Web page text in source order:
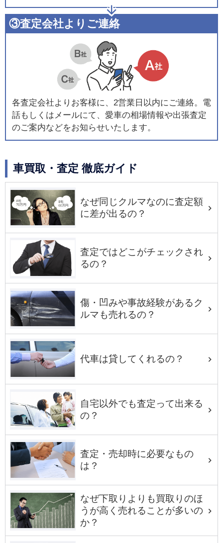
③査定会社よりご連絡
各査定会社よりお客様に、2営業日以内にご連絡。電
話もしくはメールにて、愛車の相場情報や出張査定
のご案内などをお知らせいたします。
車買取・査定 徹底ガイド
なぜ同じクルマなのに査定額
に差が出るの？
査定ではどこがチェックされ
るの？
傷・凹みや事故経験があるク
ルマも売れるの？
代車は貸してくれるの？
自宅以外でも査定って出来る
の？
査定・売却時に必要なもの
は？
なぜ下取りよりも買取りのほ
うが高く売れることが多いの
か？